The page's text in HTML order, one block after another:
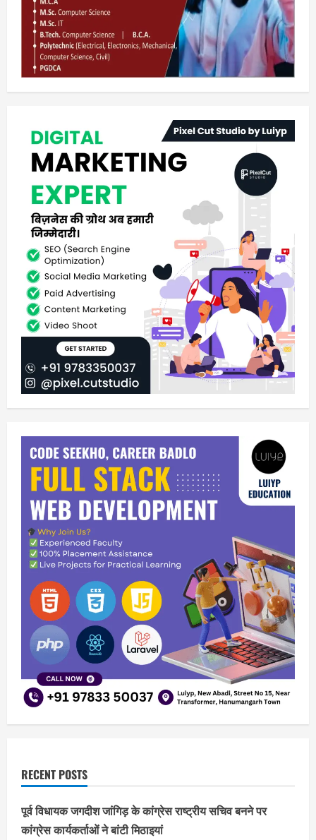
RECENT POSTS
पूर्व विधायक जगदीश जांगिड़ के कांग्रेस राष्ट्रीय सचिव बनने पर
कांग्रेस कार्यकर्ताओं ने बांटी मिठाइयां